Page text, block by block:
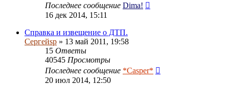
Последнее сообщение Dima!
16 дек 2014, 15:11
Справка и извещение о ДТП.
Сергейsp » 13 май 2011, 19:58
15 Ответы
40545 Просмотры
Последнее сообщение *Casper*
20 июл 2014, 12:50